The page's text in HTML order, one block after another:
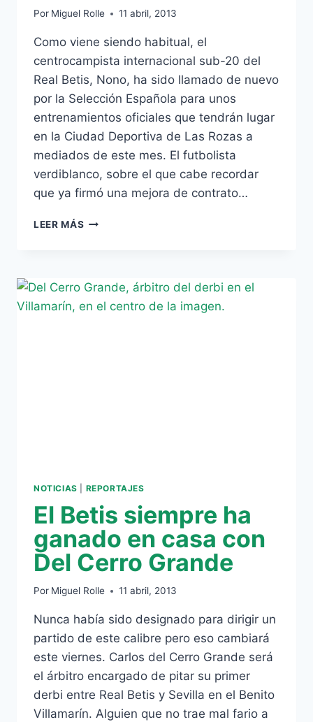
Por Miguel Rolle 11 abril, 2013
Como viene siendo habitual, el
centrocampista internacional sub-20 del
Real Betis, Nono, ha sido llamado de nuevo
por la Selección Española para unos
entrenamientos oficiales que tendrán lugar
en la Ciudad Deportiva de Las Rozas a
mediados de este mes. El futbolista
verdiblanco, sobre el que cabe recordar
que ya firmó una mejora de contrato…
LEER MÁS NONO
LA
LLAMADA
DE
NOTICIAS REPORTAJES
El Betis siempre ha
ganado en casa con
Del Cerro Grande
Por Miguel Rolle 11 abril, 2013
Nunca había sido designado para dirigir un
partido de este calibre pero eso cambiará
este viernes. Carlos del Cerro Grande será
el árbitro encargado de pitar su primer
derbi entre Real Betis y Sevilla en el Benito
Villamarín. Alguien que no trae mal fario a